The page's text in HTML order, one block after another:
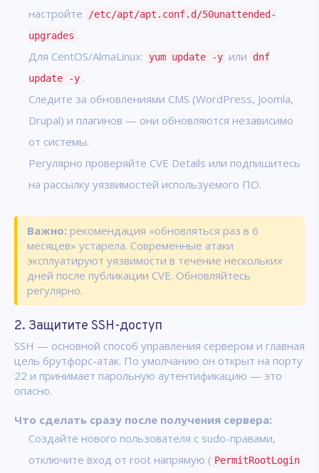
настройте
/etc/apt/apt.conf.d/50unattended-
upgrades .
Для CentOS/AlmaLinux:
yum update -y или
dnf
update -y .
Следите за обновлениями CMS (WordPress, Joomla,
Drupal) и плагинов — они обновляются независимо
от системы.
Регулярно проверяйте CVE Details или подпишитесь
на рассылку уязвимостей используемого ПО.
Важно: рекомендация «обновляться раз в 6
месяцев» устарела. Современные атаки
эксплуатируют уязвимости в течение нескольких
дней после публикации CVE. Обновляйтесь
регулярно.
2. Защитите SSH-доступ
SSH — основной способ управления сервером и главная
цель брутфорс-атак. По умолчанию он открыт на порту
22 и принимает парольную аутентификацию — это
опасно.
Что сделать сразу после получения сервера:
Создайте нового пользователя с sudo-правами,
отключите вход от root напрямую ( PermitRootLogin